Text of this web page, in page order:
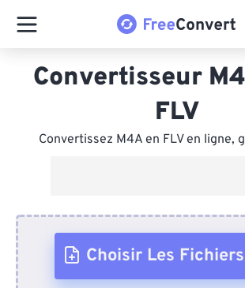
Convertisseur
FLV
Convertissez M4A en FLV en ligne,
Choisir Les Fichiers